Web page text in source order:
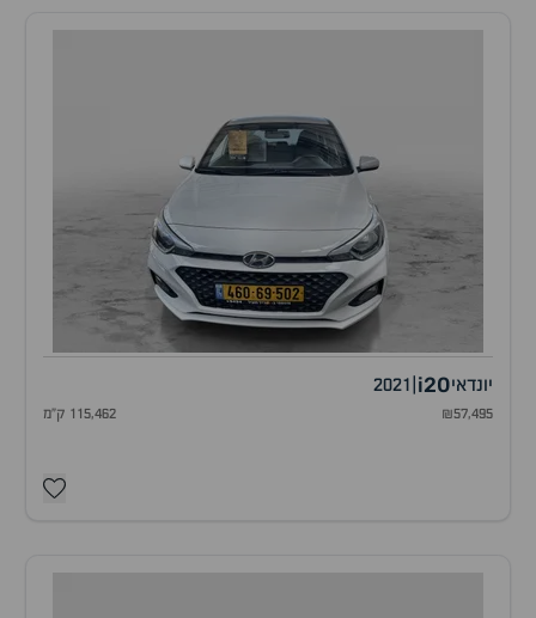
יונדאיi20
2021
₪57,495 115,462 ק"מ